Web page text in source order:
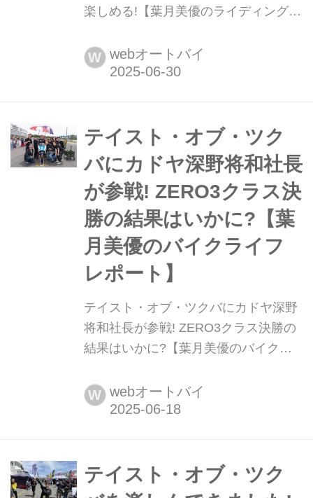
楽しめる!【葉月美優のライディングレ
めて走った筑波サーキット。2年間で
けっこうな回数を走っている気がしま
ニライディングミーティングのレポー
トをしています。前回は、ハードなブ
レーキングの時に振動が出るのでその
原因を探りな...
W webオートバイ
テイスト・オブ・ツク
バにカドヤ深野将和社長
が参戦! ZERO3クラス決
勝の結果はいかに?【葉
月美優のバイクライフ
レポート】
テイスト・オブ・ツクバにカドヤ深野
将和社長が参戦! ZERO3クラス決勝の
結果はいかに?【葉月美優のバイクラ
スト・オブ・ツクバのレポートを3回
続けてきました。今回は、ゼロ3クラ
ゴスの深野選手と、RTカドヤ&ミスタ
ー・バイクBGの山口選手は同じパド
W webオートバイ
テイスト・オブ・ツク